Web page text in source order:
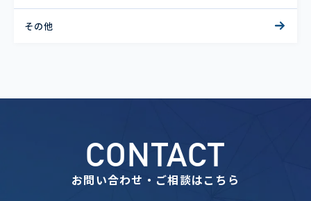
その他
CONTACT
お問い合わせ・ご相談はこちら